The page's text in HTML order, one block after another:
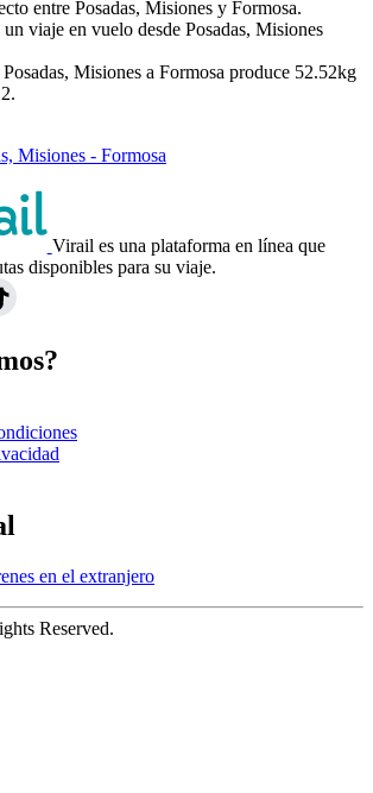
entre Posadas, Misiones y Formosa.
viaje en vuelo desde Posadas, Misiones
Misiones a Formosa produce 52.52kg
Misiones - Formosa
Virail es una plataforma en línea que
disponibles para su viaje.
en el extranjero
Reserved.